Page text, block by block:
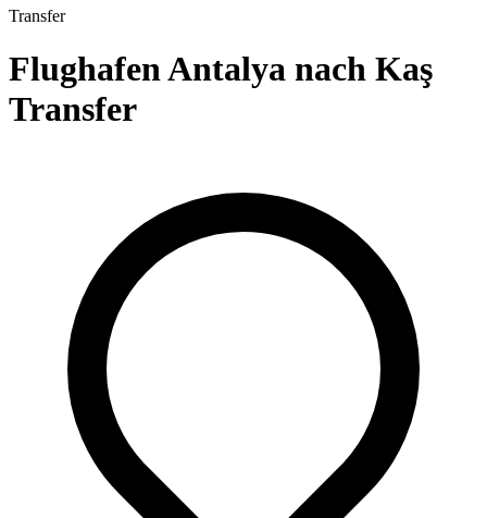
Transfer
Flughafen Antalya nach Kaş
Transfer